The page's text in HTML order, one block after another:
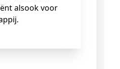
alsook voor